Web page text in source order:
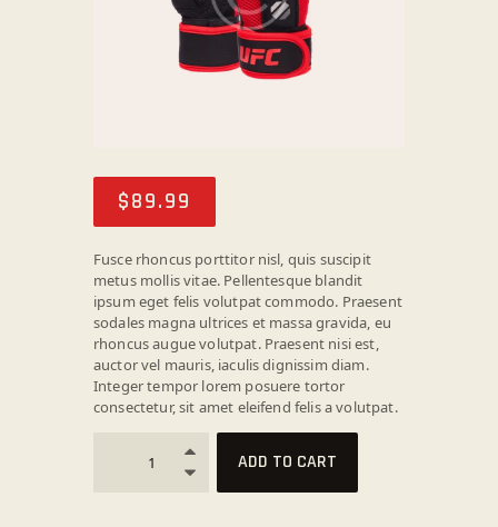
$89.99
Fusce rhoncus porttitor nisl, quis suscipit
metus mollis vitae. Pellentesque blandit
ipsum eget felis volutpat commodo. Praesent
sodales magna ultrices et massa gravida, eu
rhoncus augue volutpat. Praesent nisi est,
auctor vel mauris, iaculis dignissim diam.
Integer tempor lorem posuere tortor
consectetur, sit amet eleifend felis a volutpat.
ADD TO CART